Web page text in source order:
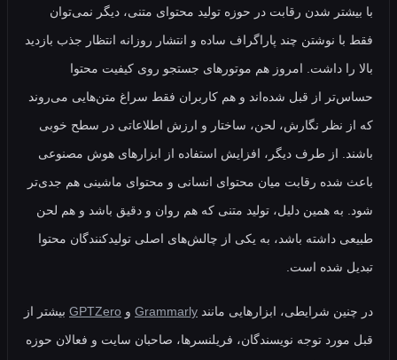
شدن رقابت در حوزه تولید محتوای متنی، دیگر نمی‌توان
نوشتن چند پاراگراف ساده و انتشار روزانه انتظار جذب بازدید
را داشت. امروز هم موتورهای جستجو روی کیفیت محتوا
از قبل شده‌اند و هم کاربران فقط سراغ متن‌هایی می‌روند
نظر نگارش، لحن، ساختار و ارزش اطلاعاتی در سطح خوبی
از طرف دیگر، افزایش استفاده از ابزارهای هوش مصنوعی
شده رقابت میان محتوای انسانی و محتوای ماشینی هم جدی‌تر
همین دلیل، تولید متنی که هم روان و دقیق باشد و هم لحن
داشته باشد، به یکی از چالش‌های اصلی تولیدکنندگان محتوا
شده است.
شرایطی، ابزارهایی مانندGrammarlyوGPTZeroبیشتر از
توجه نویسندگان، فریلنسرها، صاحبان سایت و فعالان حوزه